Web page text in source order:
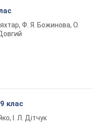
Ф. Я. Божинова, О.
клас
І. Л. Дітчук